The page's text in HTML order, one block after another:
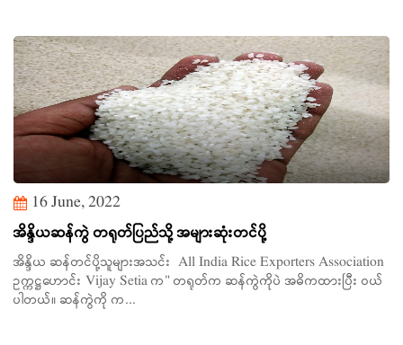
16 June, 2022
အိန္ဒိယဆန်ကွဲ တရုတ်ပြည်သို့ အများဆုံးတင်ပို့
အိန္ဒိယ ဆန်တင်ပို့သူများအသင်း All India Rice Exporters Association
ဥက္ကဋ္ဌဟောင်း Vijay Setia က" တရုတ်က ဆန်ကွဲကိုပဲ အဓိကထားပြီး ဝယ်
ပါတယ်။ ဆန်ကွဲကို က...